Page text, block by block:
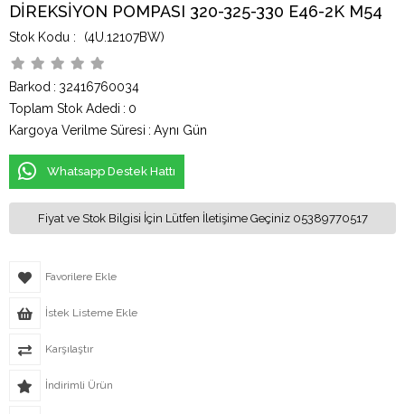
DİREKSİYON POMPASI 320-325-330 E46-2K M54
(4U.12107BW)
Barkod : 32416760034
Toplam Stok Adedi : 0
Kargoya Verilme Süresi : Aynı Gün
Whatsapp Destek Hattı
Fiyat ve Stok Bilgisi İçin Lütfen İletişime Geçiniz 05389770517
Favorilere Ekle
İstek Listeme Ekle
Karşılaştır
İndirimli Ürün